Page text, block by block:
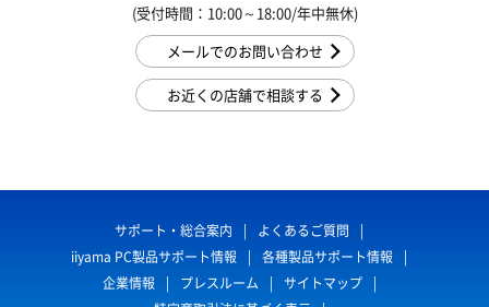
(受付時間：10:00～18:00/年中無休)
メールでのお問い合わせ
お近くの店舗で相談する
サポート・総合案内
よくあるご質問
iiyama PC製品サポート情報
各種製品サポート情報
企業情報
プレスルーム
サイトマップ